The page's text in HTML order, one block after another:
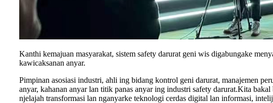
Kanthi kemajuan masyarakat, sistem safety darurat geni wis digabungake
kawicaksanan anyar.
Pimpinan asosiasi industri, ahli ing bidang kontrol geni darurat, manajemen
anyar, kahanan anyar lan titik panas anyar ing industri safety darurat.Kita
njelajah transformasi lan nganyarke teknologi cerdas digital lan informasi,